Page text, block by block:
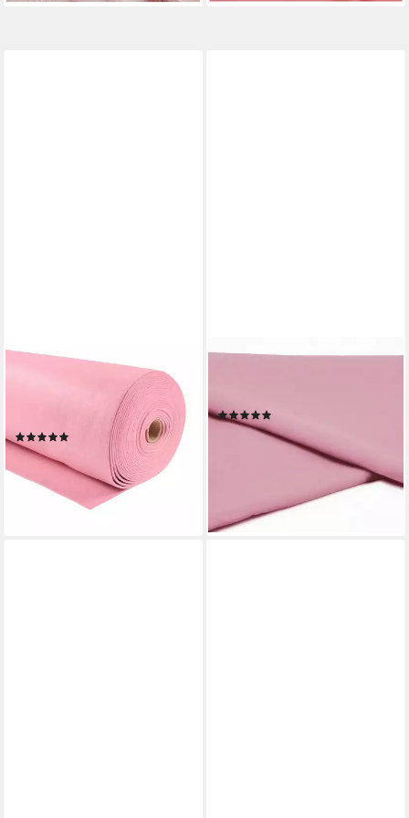
MADDMA
Stoff Bastelfilz 1m Meterware
Filz 90cm x 1,5mm Dekofilz
5,71 €
(6,34 €/ 1 qm)
lieferbar - in 3-4 Werktagen bei dir
EVENT KAUF
3,59 €
(2,39 €/ 1 qm)
lieferbar - in 2-3 Werktagen bei dir